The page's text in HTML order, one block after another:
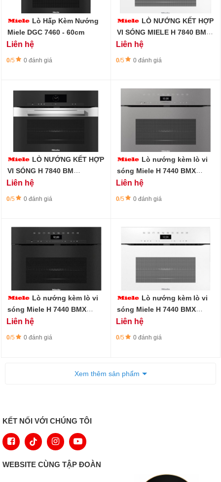
Lò Hấp Kèm Nướng
Miele DGC 7460 - 60cm
Liên hệ
0/5 0 đánh giá
LÒ NƯỚNG KẾT HỢP
VI SÓNG MIELE H 7840 BMX
BRWS
Liên hệ
0/5 0 đánh giá
LÒ NƯỚNG KẾT HỢP
VI SÓNG H 7840 BM
EDST/CLST 45CM
Liên hệ
0/5 0 đánh giá
Lò nướng kèm lò vi
sóng Miele H 7440 BMX
GRGR -45cm, không tay cầm
Liên hệ
0/5 0 đánh giá
Lò nướng kèm lò vi
sóng Miele H 7440 BMX
OBSW -45cm, không tay cầm
Liên hệ
0/5 0 đánh giá
Lò nướng kèm lò vi
sóng Miele H 7440 BMX
BRWS -45cm, không tay cầm
Liên hệ
0/5 0 đánh giá
Xem thêm sản phẩm
KẾT NỐI VỚI CHÚNG TÔI
WEBSITE CÙNG TẬP ĐOÀN